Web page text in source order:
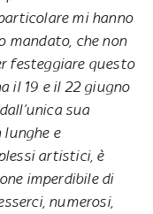
mi hanno
mandato, che non
festeggiare questo
il 19 e il 22 giugno
sua
lunghe e
artistici, è
imperdibile di
numerosi,